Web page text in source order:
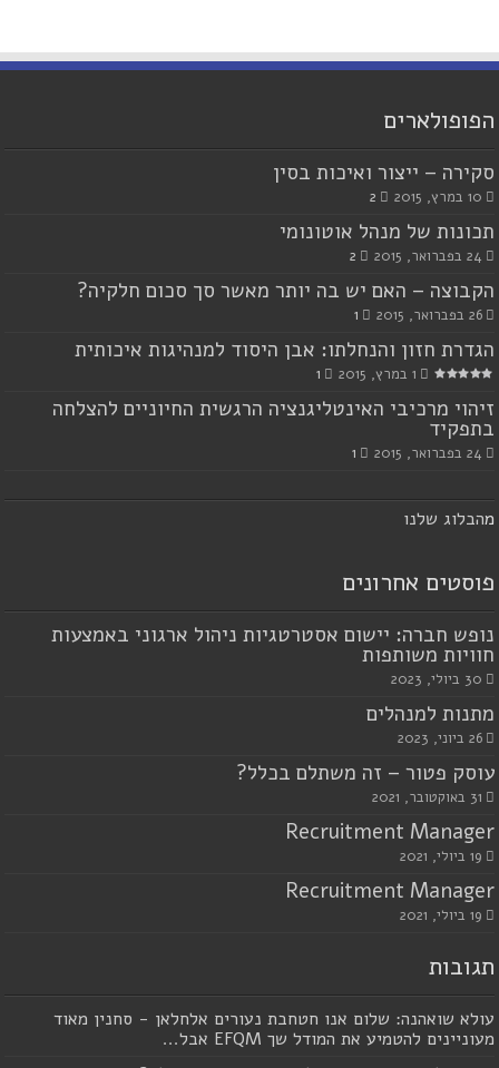
הפופולארים
סקירה – ייצור ואיכות בסין
10 במרץ, 2015 2
תכונות של מנהל אוטונומי
24 בפברואר, 2015 2
הקבוצה – האם יש בה יותר מאשר סך סכום חלקיה?
26 בפברואר, 2015 1
הגדרת חזון והנחלתו: אבן היסוד למנהיגות איכותית
1 במרץ, 2015 1
זיהוי מרכיבי האינטליגנציה הרגשית החיוניים להצלחה
בתפקיד
24 בפברואר, 2015 1
מהבלוג שלנו
פוסטים אחרונים
נופש חברה: יישום אסטרטגיות ניהול ארגוני באמצעות
חוויות משותפות
30 ביולי, 2023
מתנות למנהלים
26 ביוני, 2023
עוסק פטור – זה משתלם בכלל?
31 באוקטובר, 2021
Recruitment Manager
19 ביולי, 2021
Recruitment Manager
19 ביולי, 2021
תגובות
עולא שואהנה: שלום אנו חטחבת נעורים אלחלאן - סחנין מאוד
מעוניינים להטמיע את המודל שך EFQM אבל...